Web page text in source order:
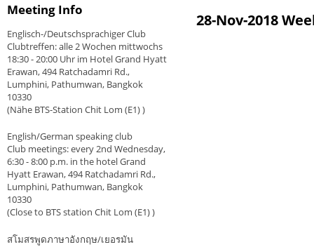
Meeting Info
Englisch-/Deutschsprachiger Club
Clubtreffen: alle 2 Wochen mittwochs
18:30 - 20:00 Uhr im Hotel Grand Hyatt
Erawan, 494 Ratchadamri Rd.,
Lumphini, Pathumwan, Bangkok
10330
(Nähe BTS-Station Chit Lom (E1) )
English/German speaking club
Club meetings: every 2nd Wednesday,
6:30 - 8:00 p.m. in the hotel Grand
Hyatt Erawan, 494 Ratchadamri Rd.,
Lumphini, Pathumwan, Bangkok
10330
(Close to BTS station Chit Lom (E1) )
สโมสรพูดภาษาอังกฤษ/เยอรมัน
28-Nov-2018